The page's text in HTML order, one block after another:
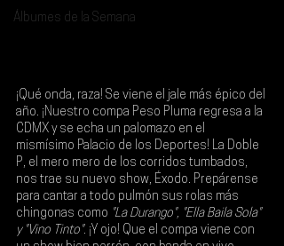
Álbumes de la Semana
¡Qué onda, raza! Se viene el jale más épico del
año. ¡Nuestro compa Peso Pluma regresa a la
CDMX y se echa un palomazo en el
mismísimo Palacio de los Deportes! La Doble
P, el mero mero de los corridos tumbados,
nos trae su nuevo show, Éxodo. Prepárense
para cantar a todo pulmón sus rolas más
chingonas como "La Durango", "Ella Baila Sola"
y "Vino Tinto". ¡Y ojo! Que el compa viene con